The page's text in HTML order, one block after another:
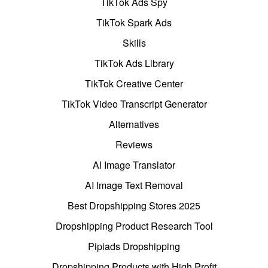
TikTok Spark Ads
Skills
TikTok Ads Library
TikTok Creative Center
TikTok Video Transcript Generator
Alternatives
Reviews
AI Image Translator
AI Image Text Removal
Best Dropshipping Stores 2025
Dropshipping Product Research Tool
Pipiads Dropshipping